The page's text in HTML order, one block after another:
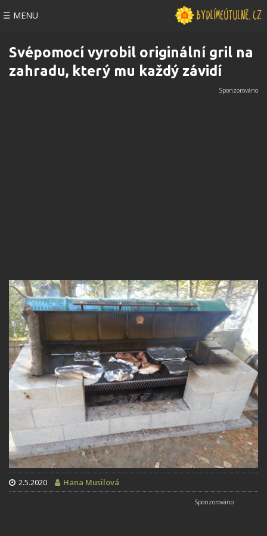
☰ MENU
Svépomocí vyrobil originální gril na
zahradu, který mu každý závidí
2.5.2020 Hana Musilová